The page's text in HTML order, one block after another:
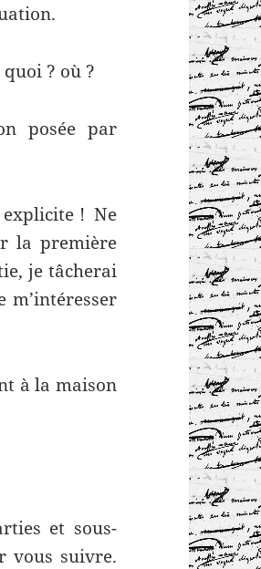
? où ?
posée par
explicite ! Ne
la première
je tâcherai
à la maison
et sous-
vous suivre.